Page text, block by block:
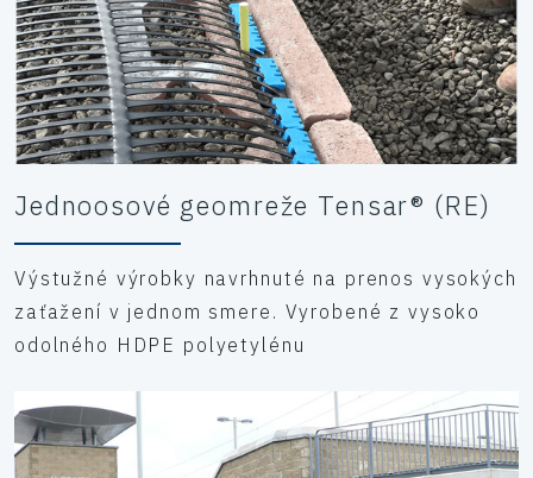
Jednoosové geomreže Tensar® (RE)
Výstužné výrobky navrhnuté na prenos vysokých
zaťažení v jednom smere. Vyrobené z vysoko
odolného HDPE polyetylénu